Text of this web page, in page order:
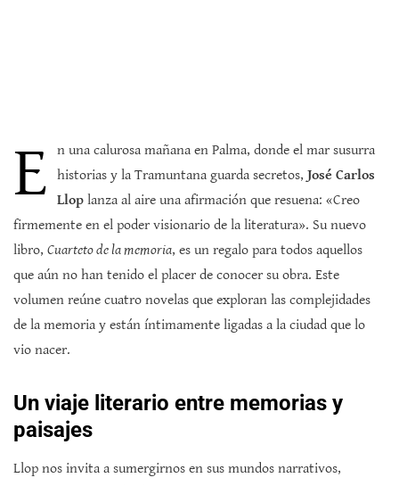
E
n una calurosa mañana en Palma, donde el mar susurra
historias y la Tramuntana guarda secretos, José Carlos
Llop lanza al aire una afirmación que resuena: «Creo
firmemente en el poder visionario de la literatura». Su nuevo
libro, Cuarteto de la memoria, es un regalo para todos aquellos
que aún no han tenido el placer de conocer su obra. Este
volumen reúne cuatro novelas que exploran las complejidades
de la memoria y están íntimamente ligadas a la ciudad que lo
vio nacer.
Un viaje literario entre memorias y
paisajes
Llop nos invita a sumergirnos en sus mundos narrativos,